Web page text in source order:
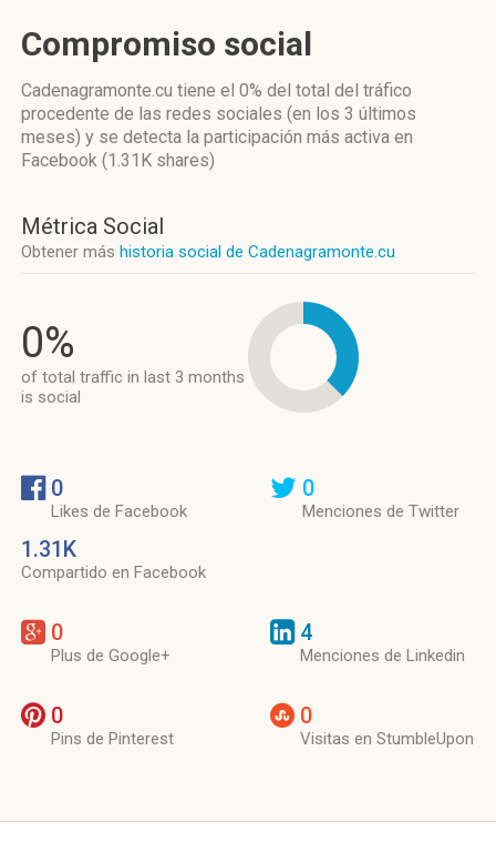
Compromiso social
Cadenagramonte.cu tiene el 0% del total del tráfico
procedente de las redes sociales (en los 3 últimos
meses) y se detecta la participación más activa en
Facebook (1.31K shares)
Métrica Social
Obtener más historia social de Cadenagramonte.cu
0%
of total traffic in last 3 months
is social
0
Likes de Facebook
1.31K
Compartido en Facebook
0
Menciones de Twitter
0
Plus de Google+
4
Menciones de Linkedin
0
Pins de Pinterest
0
Visitas en StumbleUpon